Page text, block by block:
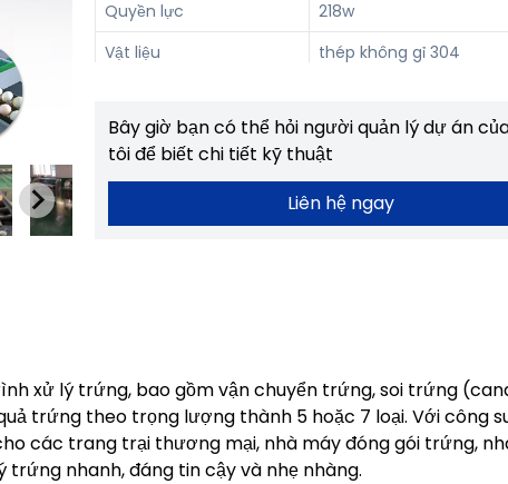
Quyền lực
218w
Vật liệu
thép không gỉ 304
Bây giờ bạn có thể hỏi người quản lý dự án
tôi để biết chi tiết kỹ thuật
Liên hệ ngay
xử lý trứng, bao gồm vận chuyển trứng, soi trứng
trứng theo trọng lượng thành 5 hoặc 7 loại. Với công
các trang trại thương mại, nhà máy đóng gói trứng,
nhanh, đáng tin cậy và nhẹ nhàng.